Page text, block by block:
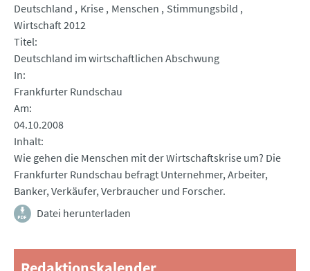
Deutschland
Krise Menschen
Stimmungsbild
Wirtschaft 2012
Titel
Deutschland im wirtschaftlichen Abschwung
In
Frankfurter Rundschau
Am
04.10.2008
Inhalt
Wie gehen die Menschen mit der Wirtschaftskrise um? Die
Frankfurter Rundschau befragt Unternehmer, Arbeiter,
Banker, Verkäufer, Verbraucher und Forscher.
Datei herunterladen